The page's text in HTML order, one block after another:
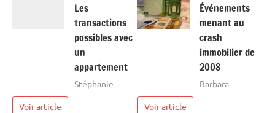
Les
transactions
possibles avec
un
appartement
Stéphanie
Voir article
Événements
menant au
crash
immobilier de
2008
Barbara
Voir article